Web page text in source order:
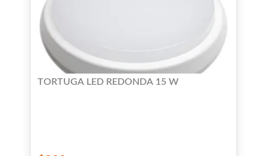
TORTUGA LED REDONDA 15 W